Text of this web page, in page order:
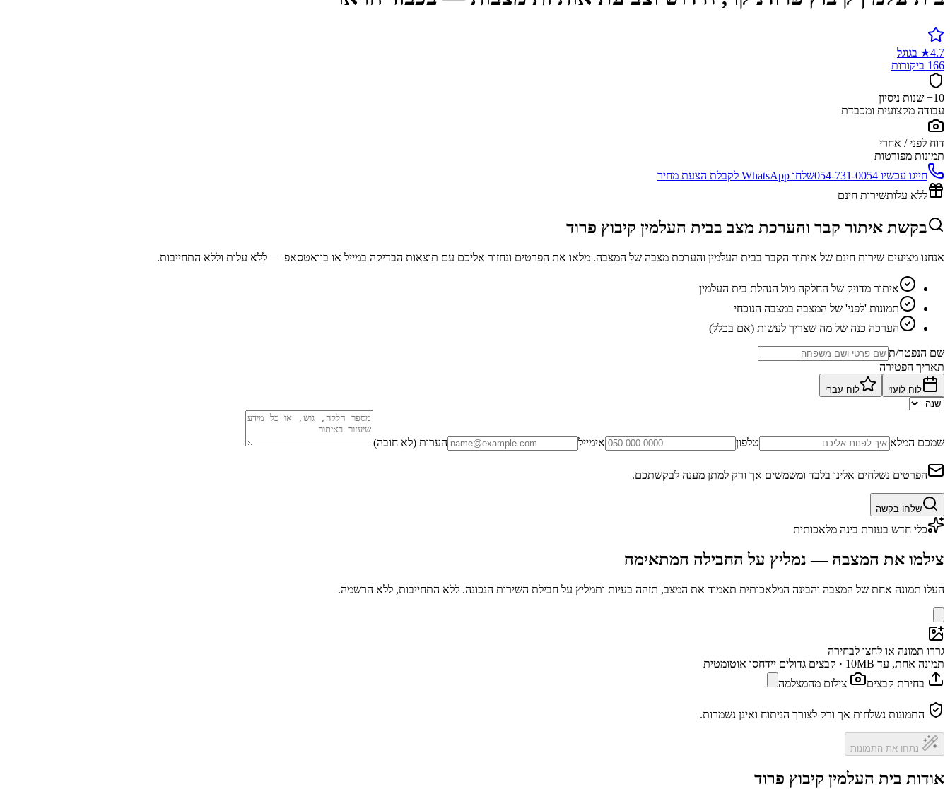
4.7
★ בגוגל
166 ביקורות
10+ שנות ניסיון
עבודה מקצועית ומכבדת
דוח לפני / אחרי
תמונות מפורטות
חייגו עכשיו 054-731-0054שלחו WhatsApp לקבלת הצעת מחיר
ללא עלותשירות חינם
בקשת איתור קבר והערכת מצב בבית העלמין קיבוץ פרוד
אנחנו מציעים שירות חינם של איתור הקבר בבית העלמין והערכת מצבה של המצבה. מלאו את הפרטים ונחזור אליכם עם תוצאות הבדיקה במייל או בוואטסאפ — ללא עלות וללא התחייבות.
איתור מדויק של החלקה מול הנהלת בית העלמין
תמונות 'לפני' של המצבה במצבה הנוכחי
הערכה כנה של מה שצריך לעשות (אם בכלל)
שם הנפטר/ת
תאריך הפטירה
לוח לועזי לוח עברי
שמכם המלא טלפון אימייל הערות (לא חובה)
הפרטים נשלחים אלינו בלבד ומשמשים אך ורק למתן מענה לבקשתכם.
שלחו בקשה
כלי חדש בעזרת בינה מלאכותית
צילמו את המצבה — נמליץ על החבילה המתאימה
העלו תמונה אחת של המצבה והבינה המלאכותית תאמוד את המצב, תזהה בעיות ותמליץ על חבילת השירות הנכונה. ללא התחייבות, ללא הרשמה.
גררו תמונה או לחצו לבחירה
תמונה אחת, עד 10MB · קבצים גדולים יידחסו אוטומטית
בחירת קבצים
צילום מהמצלמה
התמונות נשלחות אך ורק לצורך הניתוח ואינן נשמרות.
נתחו את התמונות
אודות בית העלמין קיבוץ פרוד